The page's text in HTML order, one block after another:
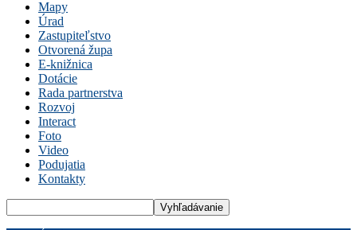
Mapy
Úrad
Zastupiteľstvo
Otvorená župa
E-knižnica
Dotácie
Rada partnerstva
Rozvoj
Interact
Foto
Video
Podujatia
Kontakty